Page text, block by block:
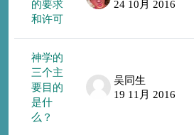
的要求
和许可
24 10月 2016
神学的
三个主
要目的
是什
么？
吴同生
19 11月 2016